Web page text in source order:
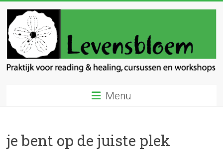
inhoud
Levensbloem
en
Menu
je bent op de juiste plek